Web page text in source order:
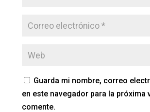
Guarda mi nombre, correo
en este navegador para la próxima
comente.